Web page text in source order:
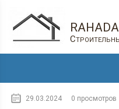
29.03.2024 0 просмотров